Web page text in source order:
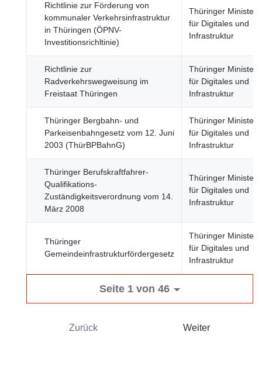
Richtlinie zur Förderung von
kommunaler Verkehrsinfrastruktur
in Thüringen (ÖPNV-
Investitionsrichltinie)
Thüringer
für Digitales und
Infrastruktur
Richtlinie zur
Radverkehrswegweisung im
Freistaat Thüringen
Thüringer
für Digitales und
Infrastruktur
Thüringer Bergbahn- und
Parkeisenbahngesetz vom 12. Juni
2003 (ThürBPBahnG)
Thüringer
für Digitales und
Infrastruktur
Thüringer Berufskraftfahrer-
Qualifikations-
Zuständigkeitsverordnung vom 14.
März 2008
Thüringer
für Digitales und
Infrastruktur
Thüringer
Gemeindeinfrastrukturfördergesetz
Thüringer
für Digitales und
Infrastruktur
Seite 1 von 46
Zurück Weiter